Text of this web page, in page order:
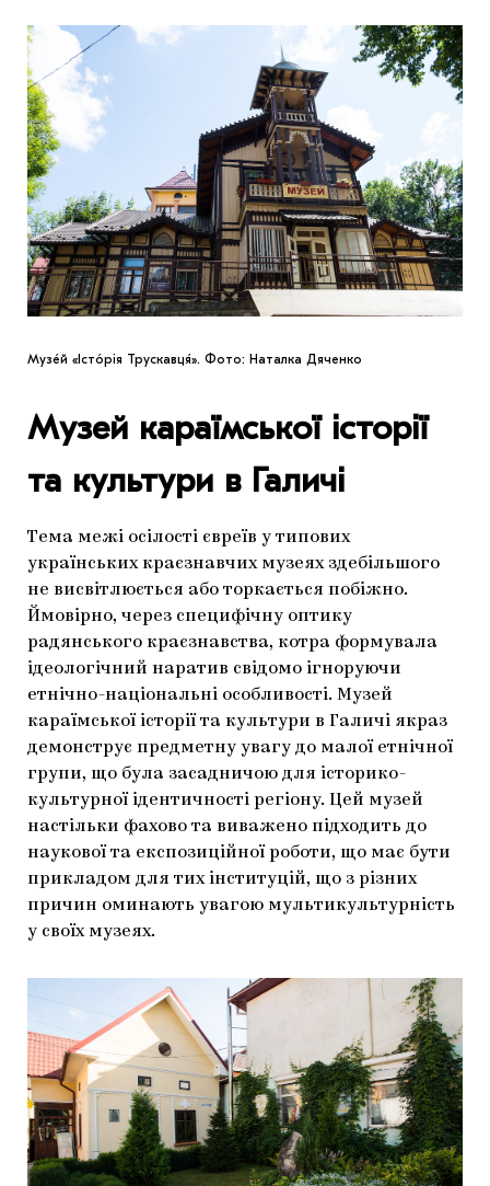
Музе́й «Істо́рія Трускавця́». Фото: Наталка Дяченко
Музей караїмської історії
та культури в Галичі
Тема межі осілості євреїв у типових
українських краєзнавчих музеях здебільшого
не висвітлюється або торкається побіжно.
Ймовірно, через специфічну оптику
радянського краєзнавства, котра формувала
ідеологічний наратив свідомо ігноруючи
етнічно-національні особливості. Музей
караїмської історії та культури в Галичі якраз
демонструє предметну увагу до малої етнічної
групи, що була засадничою для історико-
культурної ідентичності регіону. Цей музей
настільки фахово та виважено підходить до
наукової та експозиційної роботи, що має бути
прикладом для тих інституцій, що з різних
причин оминають увагою мультикультурність
у своїх музеях.